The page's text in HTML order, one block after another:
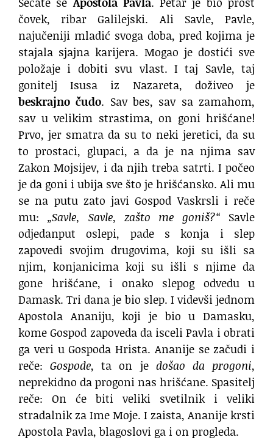
čovek, ribar Galilejski. Ali Savle, Pavle,
najučeniji mladić svoga doba, pred kojima je
stajala sjajna karijera. Mogao je dostići sve
položaje i dobiti svu vlast. I taj Savle, taj
gonitelj Isusa iz Nazareta, doživeo je
beskrajno čudo. Sav bes, sav sa zamahom,
sav u velikim strastima, on goni hrišćane!
Prvo, jer smatra da su to neki jeretici, da su
to prostaci, glupaci, a da je na njima sav
Zakon Mojsijev, i da njih treba satrti. I počeo
je da goni i ubija sve što je hrišćansko. Ali mu
se na putu zato javi Gospod Vaskrsli i reče
mu: „Savle, Savle, zašto me goniš?“ Savle
odjedanput oslepi, pade s konja i slep
zapovedi svojim drugovima, koji su išli sa
njim, konjanicima koji su išli s njime da
gone hrišćane, i onako slepog odvedu u
Damask. Tri dana je bio slep. I videvši jednom
Apostola Ananiju, koji je bio u Damasku,
kome Gospod zapoveda da isceli Pavla i obrati
ga veri u Gospoda Hrista. Ananije se začudi i
reče:Gospode, ta on je došao da progoni,
neprekidno da progoni nas hrišćane. Spasitelj
reče: On će biti veliki svetilnik i veliki
stradalnik za Ime Moje. I zaista, Ananije krsti
Apostola Pavla, blagoslovi ga i on progleda.